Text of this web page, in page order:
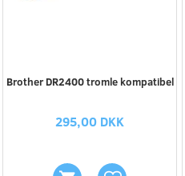
Brother DR2400 tromle kompatibel
295,00 DKK